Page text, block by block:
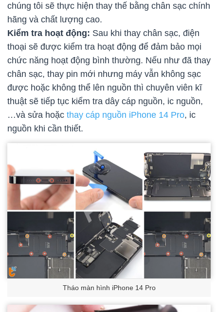
chúng tôi sẽ thực hiện thay thế bằng chân sạc chính
hãng và chất lượng cao.
Kiểm tra hoạt động: Sau khi thay chân sạc, điện
thoại sẽ được kiểm tra hoạt động để đảm bảo mọi
chức năng hoạt động bình thường. Nếu như đã thay
chân sạc, thay pin mới nhưng máy vẫn không sạc
được hoặc không thể lên nguồn thì chuyên viên kĩ
thuật sẽ tiếp tục kiểm tra dây cáp nguồn, ic nguồn,
…và sửa hoặc thay cáp nguồn iPhone 14 Pro, ic
nguồn khi cần thiết.
Tháo màn hình iPhone 14 Pro